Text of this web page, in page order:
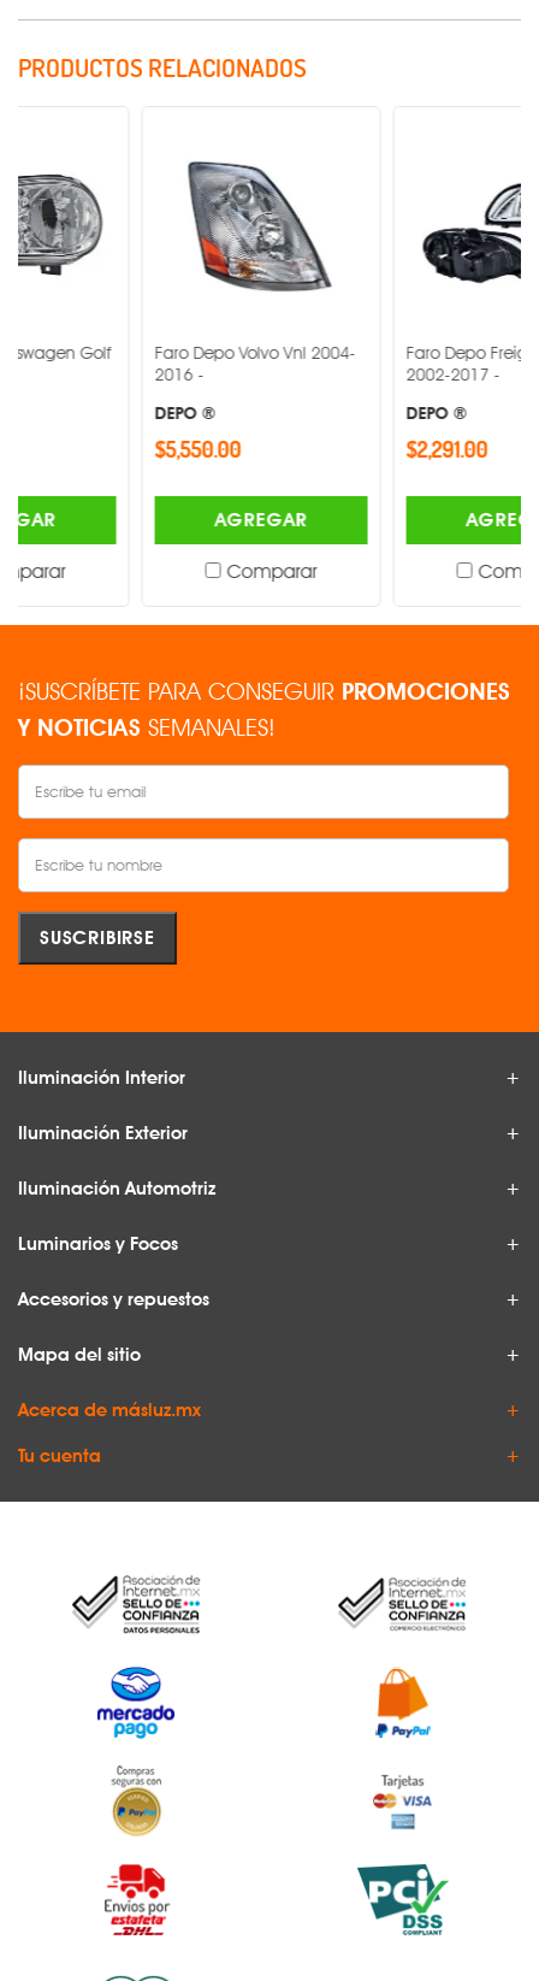
PRODUCTOS RELACIONADOS
Faro Depo Volvo Vnl 2004-
Comparar
Faro Depo Freightliner M2
Comparar
¡SUSCRÍBETE PARA CONSEGUIR PROMOCIONES
Y NOTICIAS SEMANALES!
Iluminación Interior
Iluminación Exterior
Iluminación Automotriz
Luminarios y Focos
Accesorios y repuestos
Mapa del sitio
Acerca de másluz.mx
Tu cuenta